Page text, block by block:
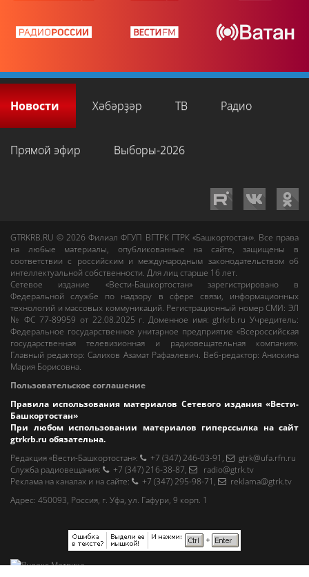
Новости Хәбәрҙәр ТВ Радио
Прямой эфир Выборы-2026
GTRKRB.RU © 2026Филиал ФГУП ВГТРК ГТРК «Башкортостан». Все права
на любые материалы, опубликованные на сайте, защищены в
соответствии с российским и международным законодательством об
интеллектуальной собственности. Для лиц старше 16 лет.
Сетевое издание «Вести-Башкортостан»зарегистрировано в
Федеральной службе по надзору в сфере связи, информационных
технологий и массовых коммуникаций. Регистрационный номер СМИ: ЭЛ
№ ФС 77-89959 от 22.08.2025 г. Доменное имя:gtrkrb.ru Учредитель:
Федеральное государственное унитарное предприятие «Всероссийская
государственная телевизионная и радиовещательная компания».
Главный редактор:Салихов Азамат Рафаэлевич. Веб-редактор:Анискина
Мария Борисовна.
Пользовательское соглашение
Правила использования материалов Сетевого издания «Вести-
Башкортостан»
При любом использовании материалов гиперссылка на сайт
gtrkrb.ru обязательна.
Редакция «Вести-Башкортостан»: +7 (347) 246-03-91 ,
gtrk@ufa.rfn.ru
Cлужба радиовещания: +7 (347) 216-38-87,
radio@gtrk.tv
Реклама на каналах и на сайте: +7 (347) 295-98-71 ,
reklama@gtrk.tv
Адрес: 450093, Россия, г. Уфа, ул. Гафури, 9 корп. 1